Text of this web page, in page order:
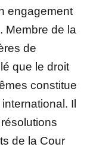
engagement
Membre de la
de
que le droit
constitue
Il
de la Cour